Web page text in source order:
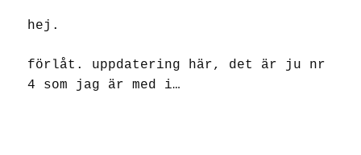
hej.
förlåt. uppdatering här, det är ju nr
4 som jag är med i…